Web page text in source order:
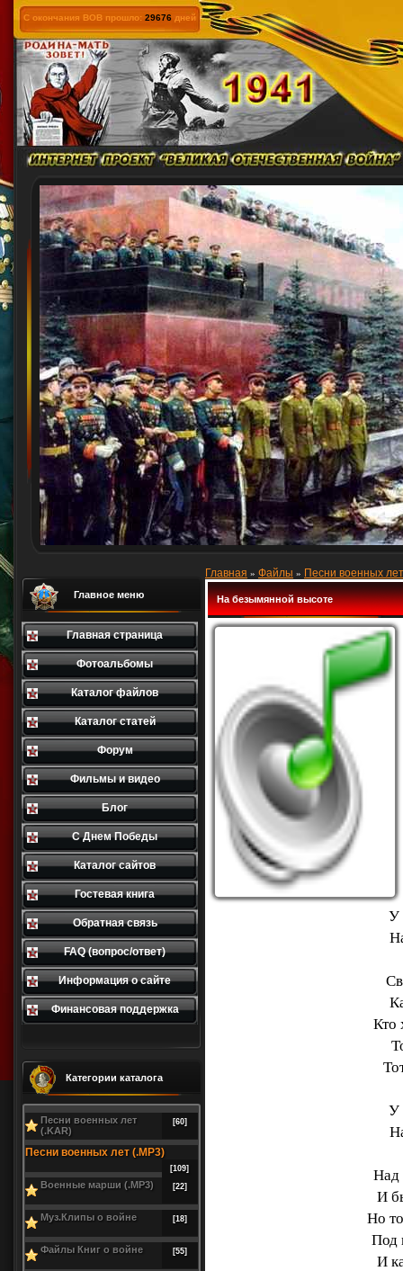
С окончания ВОВ прошло: 29676 дней
Главное меню
Главная страница
Фотоальбомы
Каталог файлов
Каталог статей
Форум
Фильмы и видео
Блог
С Днем Победы
Каталог сайтов
Гостевая книга
Обратная связь
FAQ (вопрос/ответ)
Информация о сайте
Финансовая поддержка
Категории каталога
Песни военных лет
(.KAR)
[60]
Песни военных лет (.MP3)
[109]
Военные марши (.MP3) [22]
Муз.Клипы о войне [18]
Файлы Книг о войне [55]
Главная » Файлы » Песни военных
На безымянной высоте
У
Кто
У
Над
И
Но
Под
И